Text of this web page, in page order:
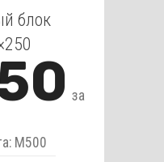
блок
за
М500